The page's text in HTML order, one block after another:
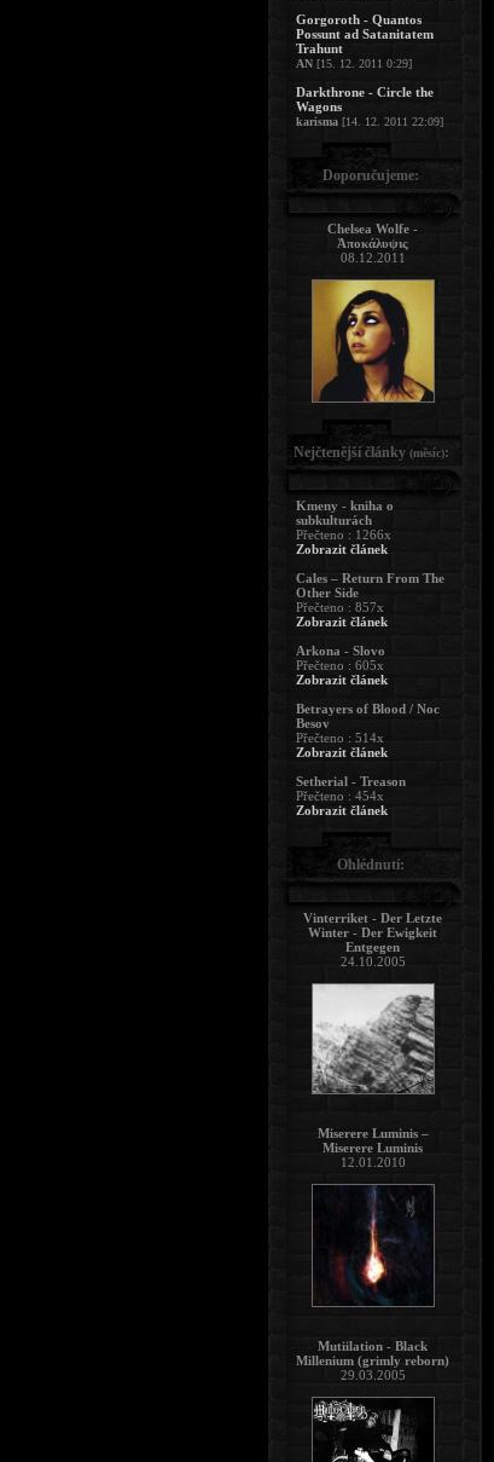
Gorgoroth - Quantos
Possunt ad Satanitatem
Trahunt
AN [15. 12. 2011 0:29]
Darkthrone - Circle the
Wagons
karisma [14. 12. 2011 22:09]
Doporučujeme:
Chelsea Wolfe -
Ἀποκάλυψις
08.12.2011
Nejčtenější články (měsíc):
Kmeny - kniha o
subkulturách
Přečteno : 1266x
Zobrazit článek
Cales – Return From The
Other Side
Přečteno : 857x
Zobrazit článek
Arkona - Slovo
Přečteno : 605x
Zobrazit článek
Betrayers of Blood / Noc
Besov
Přečteno : 514x
Zobrazit článek
Setherial - Treason
Přečteno : 454x
Zobrazit článek
Ohlédnutí:
Vinterriket - Der Letzte
Winter - Der Ewigkeit
Entgegen
24.10.2005
Miserere Luminis –
Miserere Luminis
12.01.2010
Mutiilation - Black
Millenium (grimly reborn)
29.03.2005